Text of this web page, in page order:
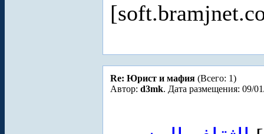
Re: Юрист и мафия (Всего: 1)
Автор: d3mk. Дата размещения: 09/